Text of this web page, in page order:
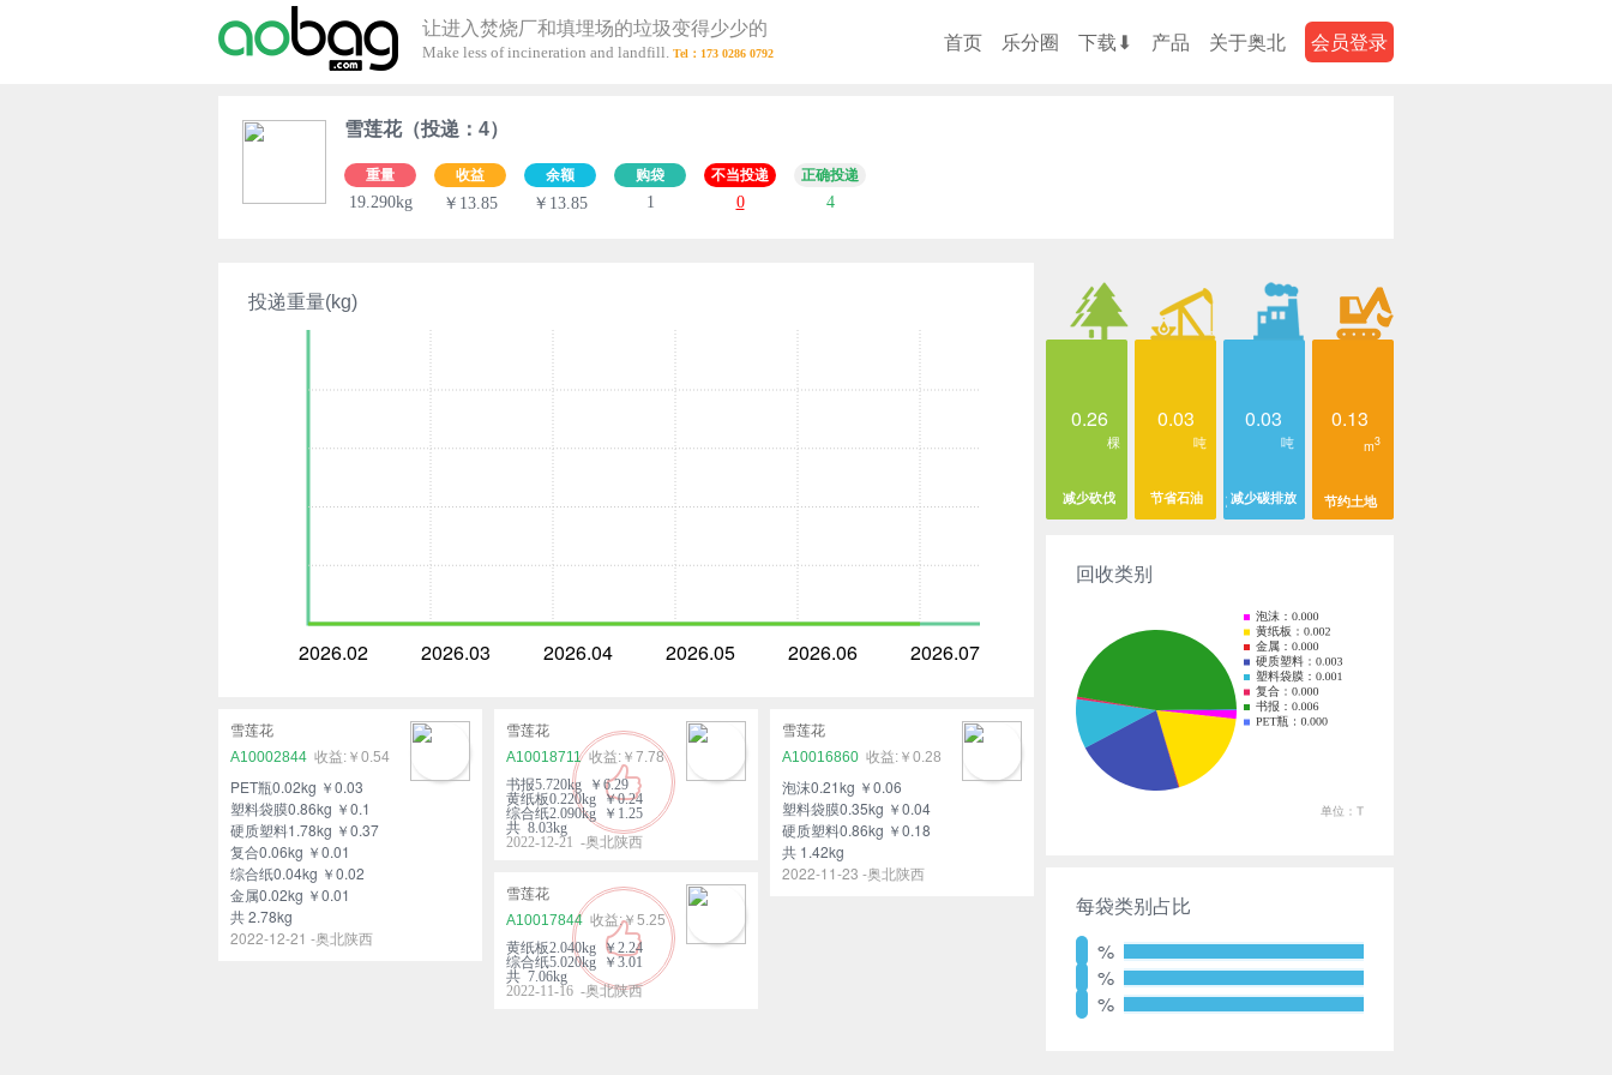
让进入焚烧厂和填埋场的垃圾变得少少的
Make less of incineration and landfill. 首页 乐分圈 下载⬇ 产品 关于奥北 会员登录
雪莲花（投递：4）
重量
19.290kg
收益
￥13.85
余额
￥13.85
购袋
1
不当投递
0
正确投递
4
投递重量(kg)
2026.02 2026.03 2026.04 2026.05 2026.06 2026.07
雪莲花
A10002844
￥0.54
PET瓶0.02kg ￥0.03
塑料袋膜0.86kg ￥0.1
硬质塑料1.78kg ￥0.37
复合0.06kg ￥0.01
综合纸0.04kg ￥0.02
金属0.02kg ￥0.01
共 2.78kg
2022-12-21 -奥北陕西
雪莲花
A10018711
￥7.78
书报5.720kg ￥6.29
黄纸板0.220kg ￥0.24
综合纸2.090kg ￥1.25
共 8.03kg
2022-12-21 -奥北陕西
雪莲花
A10016860
￥0.28
泡沫0.21kg ￥0.06
塑料袋膜0.35kg ￥0.04
硬质塑料0.86kg ￥0.18
共 1.42kg
2022-11-23 -奥北陕西
雪莲花
A10017844
￥5.25
黄纸板2.040kg ￥2.24
综合纸5.020kg ￥3.01
共 7.06kg
2022-11-16 -奥北陕西
0.26
棵
减少砍伐
0.03
吨
节省石油
0.03
吨
减少碳排放
0.13
m3
节约土地
回收类别
每袋类别占比
%
%
%